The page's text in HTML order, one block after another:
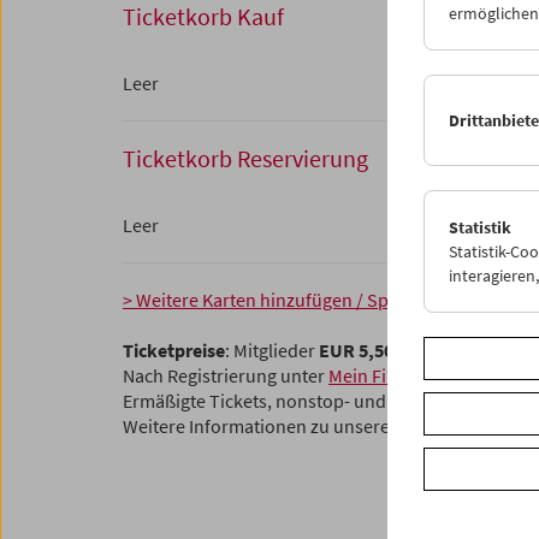
Ticketkorb Kauf
Leer
Ticketkorb Reservierung
Leer
> Weitere Karten hinzufügen / Spielplan
Ticketpreise: Mitglieder EUR 5,50
Nach Registrierung unter Mein Filmmuseum
Ermäßigte Tickets, nonstop- und weitere
Weitere Informationen zu unseren Tickets und
Statistik
Statistik-